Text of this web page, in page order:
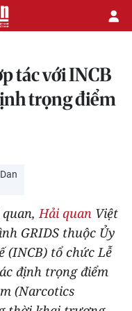
tác với INCB
trọng điểm
quan,Hải quan Việt
GRIDS thuộc Ủy
(INCB) tổ chức Lễ
định trọng điểm
(Narcotics